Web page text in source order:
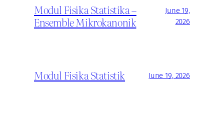
Modul Fisika Statistika –
Ensemble Mikrokanonik
June 19,
2026
Modul Fisika Statistik June 19, 2026